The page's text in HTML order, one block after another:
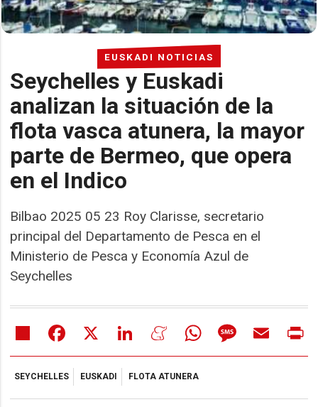
EUSKADI NOTICIAS
Seychelles y Euskadi
analizan la situación de la
flota vasca atunera, la mayor
parte de Bermeo, que opera
en el Indico
Bilbao 2025 05 23 Roy Clarisse, secretario
principal del Departamento de Pesca en el
Ministerio de Pesca y Economía Azul de
Seychelles
Share Facebook LinkedIn MeneameWhatsAppMessageEmail
SEYCHELLES EUSKADI FLOTA ATUNERA